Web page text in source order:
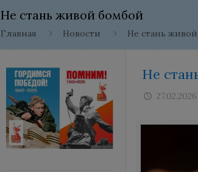
Не стань живой бомбой
Главная Новости Не стань
Не
27.02.2026